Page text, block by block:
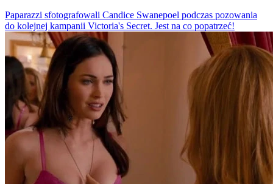
Paparazzi sfotografowali Candice Swanepoel podczas pozowania
do kolejnej kampanii Victoria's Secret. Jest na co popatrzeć!